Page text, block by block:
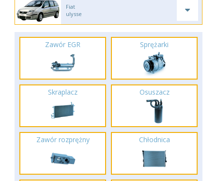
Fiat
ulysse
Zawór EGR Sprężarki
Skraplacz Osuszacz
Zawór rozprężny Chłodnica